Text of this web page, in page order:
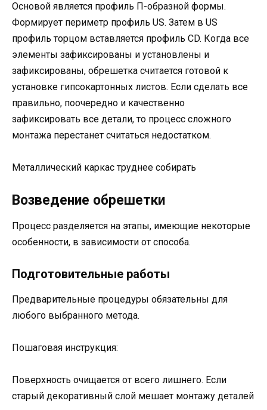
Основой является профиль П-образной формы.
Формирует периметр профиль US. Затем в US
профиль торцом вставляется профиль CD. Когда все
элементы зафиксированы и установлены и
зафиксированы, обрешетка считается готовой к
установке гипсокартонных листов. Если сделать все
правильно, поочередно и качественно
зафиксировать все детали, то процесс сложного
монтажа перестанет считаться недостатком.
Металлический каркас труднее собирать
Возведение обрешетки
Процесс разделяется на этапы, имеющие некоторые
особенности, в зависимости от способа.
Подготовительные работы
Предварительные процедуры обязательны для
любого выбранного метода.
Пошаговая инструкция:
Поверхность очищается от всего лишнего. Если
старый декоративный слой мешает монтажу деталей